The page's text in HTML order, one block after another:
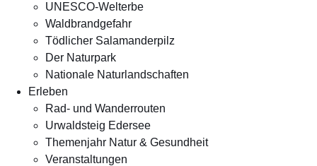
UNESCO-Welterbe
Waldbrandgefahr
Tödlicher Salamanderpilz
Der Naturpark
Nationale Naturlandschaften
Erleben
Rad- und Wanderrouten
Urwaldsteig Edersee
Themenjahr Natur & Gesundheit
Veranstaltungen